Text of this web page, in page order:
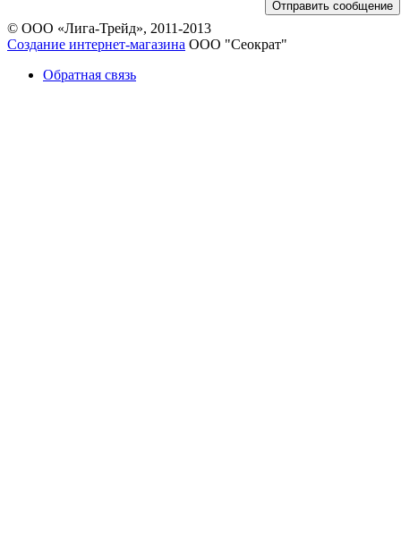
© ООО «Лига-Трейд», 2011-2013
Создание интернет-магазина ООО "Сеократ"
Обратная связь